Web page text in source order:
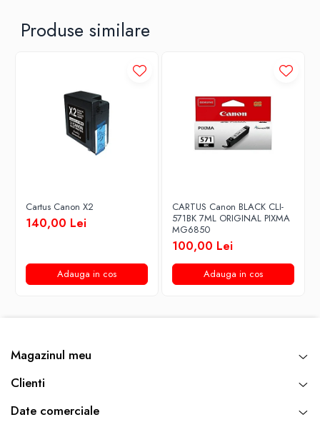
Produse similare
Cartus Canon X2
140,00 Lei
Adauga in cos
CARTUS Canon BLACK CLI-
571BK 7ML ORIGINAL PIXMA
MG6850
100,00 Lei
Adauga in cos
Magazinul meu
Clienti
Date comerciale